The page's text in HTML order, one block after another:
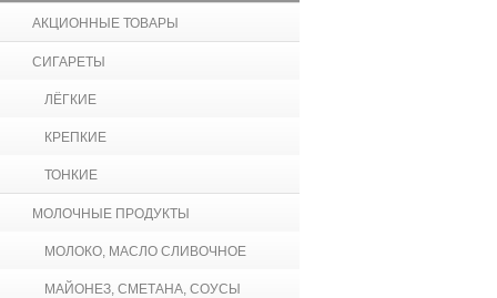
АКЦИОННЫЕ ТОВАРЫ
СИГАРЕТЫ
ЛЁГКИЕ
КРЕПКИЕ
ТОНКИЕ
МОЛОЧНЫЕ ПРОДУКТЫ
МОЛОКО, МАСЛО СЛИВОЧНОЕ
МАЙОНЕЗ, СМЕТАНА, СОУСЫ